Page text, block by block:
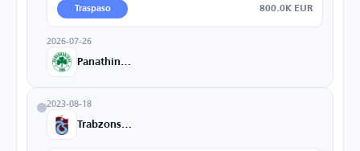
Traspaso 800.0K EUR
2026-07-26
2023-08-18